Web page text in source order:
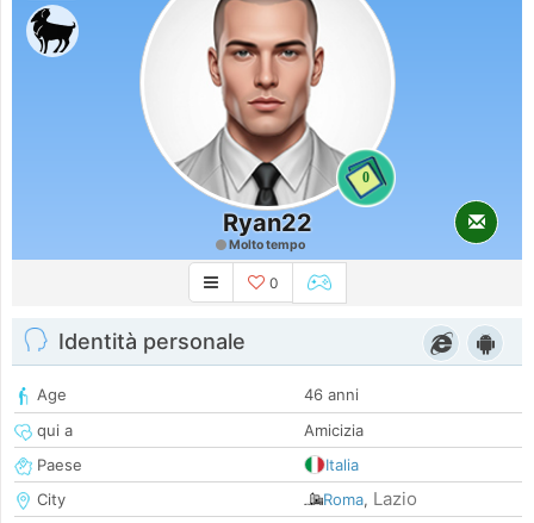
0
Ryan22
Molto tempo
0
Identità personale
Age
46 anni
qui a
Amicizia
Paese
Italia
City
Roma, Lazio